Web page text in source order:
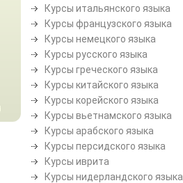
Курсы итальянского языка
Курсы французского языка
Курсы немецкого языка
Курсы русского языка
Курсы греческого языка
Курсы китайского языка
Курсы корейского языка
Курсы вьетнамского языка
Курсы арабского языка
Курсы персидского языка
Курсы иврита
Курсы нидерландского языка